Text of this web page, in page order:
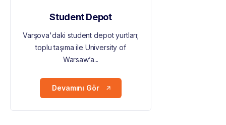
Student Depot
Varşova'daki student depot yurtları;
toplu taşıma ile University of
Warsaw’a...
Devamını Gör